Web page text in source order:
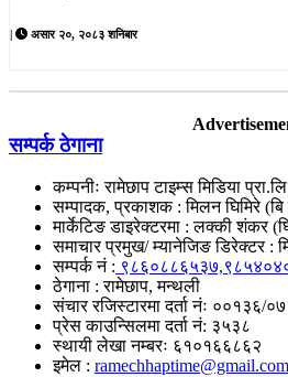
| असार २०, २०८३ शनिबार
सम्पर्क ठेगाना
कम्पनीः रामेछाप टाइम्स मिडिया
सम्पादक, प्रकाशक : मिलन घिमिरे
मार्केटिङ डाइरेक्टरमा : लक्की शंकर
समाचार प्रमुख/ म्यानेजिङ डिरेक्टर :
सम्पर्क नं :
ठेगाना : रामेछाप, मन्थली
संचार रजिस्टारमा दर्ता नंः ००१३६/
प्रेस काउन्सिलमा दर्ता नं: ३५३८
स्थायी लेखा नम्बरः ६१०१६६८६२
इमेल : ramechhaptime@gmail.com